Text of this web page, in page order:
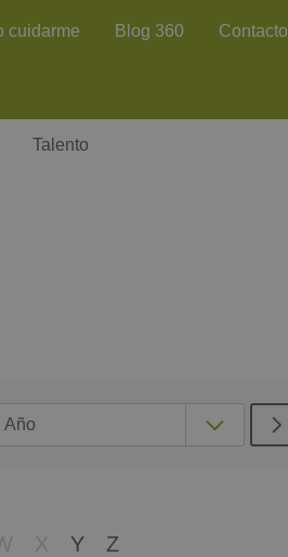
cuidarme Blog 360 Contacto
Talento
X Y Z